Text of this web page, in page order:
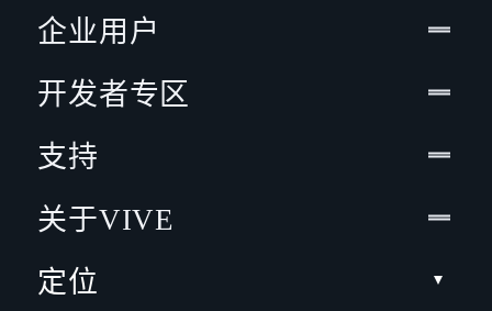
企业用户
开发者专区
支持
关于VIVE
定位